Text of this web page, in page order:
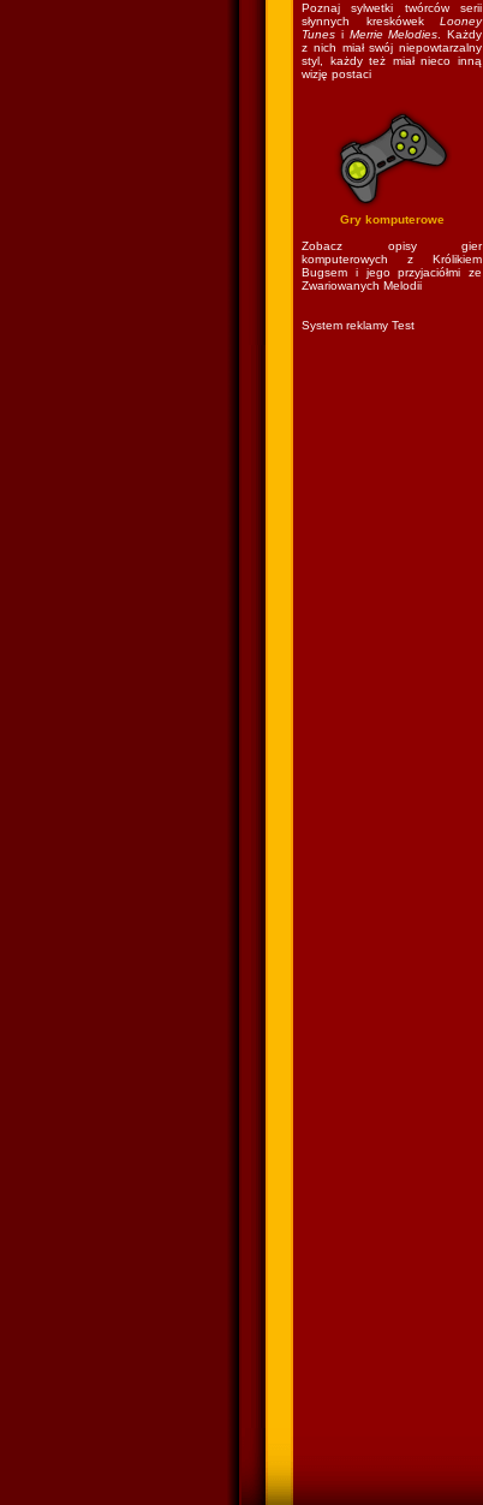
Poznaj sylwetki twórców serii
słynnych kreskówek Looney
Tunes i Merrie Melodies . Każdy
z nich miał swój niepowtarzalny
styl, każdy też miał nieco inną
wizję postaci
Gry komputerowe
Zobacz opisy gier
komputerowych z Królikiem
Bugsem i jego przyjaciółmi ze
Zwariowanych Melodii
System reklamy Test